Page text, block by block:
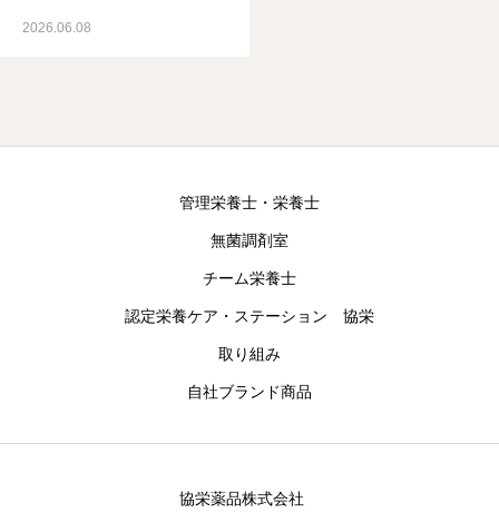
2026.06.08
管理栄養士・栄養士
無菌調剤室
チーム栄養士
認定栄養ケア・ステーション 協栄
取り組み
自社ブランド商品
協栄薬品株式会社